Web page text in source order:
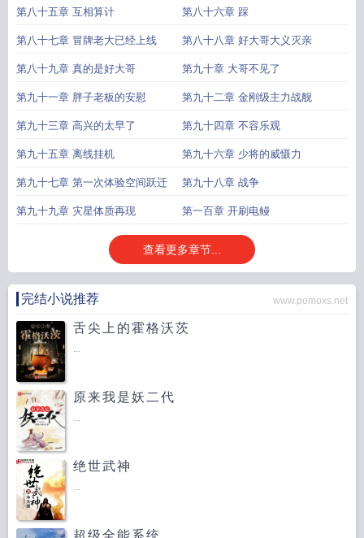
第八十五章 互相算计 第八十六章 踩
第八十七章 冒牌老大已经上线 第八十八章 好大哥大义灭亲
第八十九章 真的是好大哥 第九十章 大哥不见了
第九十一章 胖子老板的安慰 第九十二章 金刚级主力战舰
第九十三章 高兴的太早了 第九十四章 不容乐观
第九十五章 离线挂机 第九十六章 少将的威慑力
第九十七章 第一次体验空间跃迁 第九十八章 战争
第九十九章 灾星体质再现 第一百章 开刷电鳗
查看更多章节...
完结小说推荐 www.pomoxs.net
舌尖上的霍格沃茨
...
原来我是妖二代
...
绝世武神
...
超级全能系统